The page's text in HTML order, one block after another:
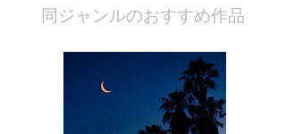
​同ジャンルのおすすめ作品